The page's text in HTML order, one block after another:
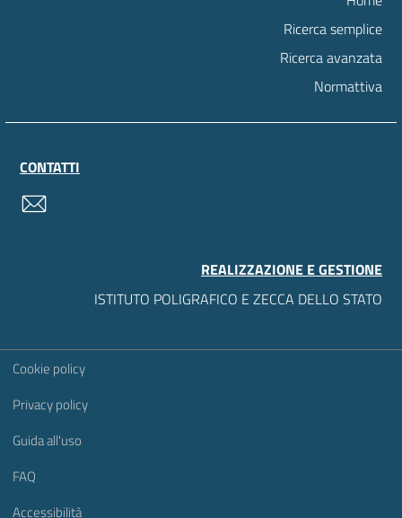
Ricerca semplice
Ricerca avanzata
Normattiva
CONTATTI
REALIZZAZIONE E GESTIONE
ISTITUTO POLIGRAFICO E ZECCA DELLO STATO
Sezione Link Utili
Cookie policy
Privacy policy
Guida all'uso
FAQ
Accessibilità